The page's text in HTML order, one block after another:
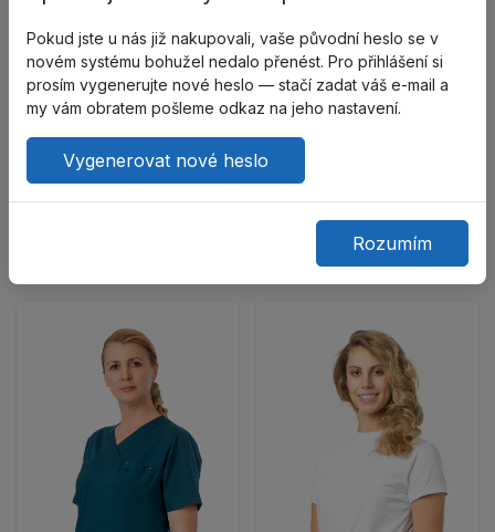
Tkanina: „Bambus“, směsová (47 % bambus, 50 %
mikrovlákno, 3 % elastan), nemačkavá, měkká na
dotek, pohodlné nošení díky pohlcování vlhkosti,
Barva: švestkově modrá
Pokud jste u nás již nakupovali, vaše původní heslo se v
novém systému bohužel nedalo přenést. Pro přihlášení si
prosím vygenerujte nové heslo — stačí zadat váš e-mail a
my vám obratem pošleme odkaz na jeho nastavení.
Vygenerovat nové heslo
Rozumím